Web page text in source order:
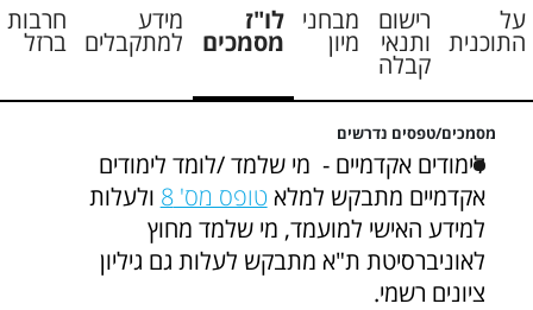
על
התוכנית
רישום
ותנאי
קבלה
מבחני
מיון
לו"ז
מסמכים
מידע
למתקבלים
חרבות
ברזל
מסמכים/טפסים נדרשים
לימודים אקדמיים - מי שלמד /לומד לימודים
אקדמיים מתבקש למלאטופס מס' 8
ולעלות
למידע האישי למועמד, מי שלמד מחוץ
לאוניברסיטת ת"א מתבקש לעלות גם גיליון
ציונים רשמי.